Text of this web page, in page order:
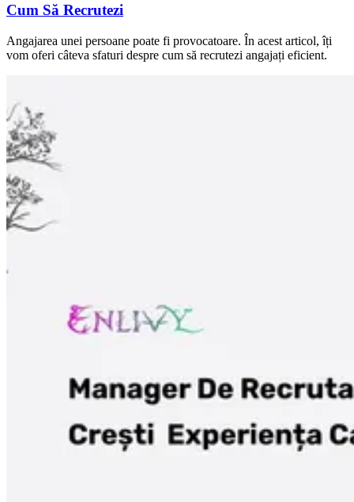
Cum Să Recrutezi
Angajarea unei persoane poate fi provocatoare. În acest articol, îți
vom oferi câteva sfaturi despre cum să recrutezi angajați eficient.